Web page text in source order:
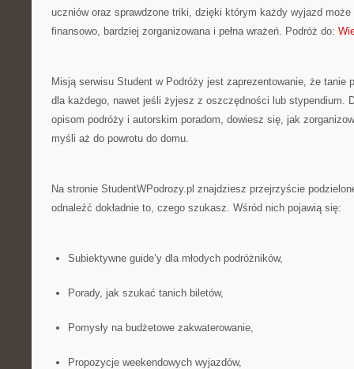
uczniów oraz sprawdzone triki, dzięki którym każdy wyjazd
finansowo, bardziej zorganizowana i pełna wrażeń. Podróż do:
Misją serwisu Student w Podróży jest zaprezentowanie, że tanie
dla każdego, nawet jeśli żyjesz z oszczędności lub stypendium.
opisom podróży i autorskim poradom, dowiesz się, jak
myśli aż do powrotu do domu.
Na stronie StudentWPodrozy.pl znajdziesz przejrzyście
odnaleźć dokładnie to, czego szukasz. Wśród nich pojawią się:
Subiektywne guide’y dla młodych podróżników,
Porady, jak szukać tanich biletów,
Pomysły na budżetowe zakwaterowanie,
Propozycje weekendowych wyjazdów,